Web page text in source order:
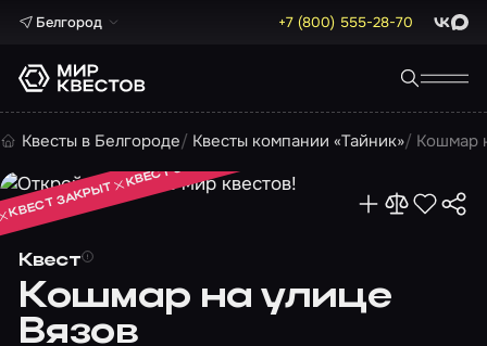
Белгород +7 (800) 555-28-70 Max
Квесты в Белгороде Квесты компании «Тайник» Кошмар
Квест
Кошмар на улице
Вязов
КВЕСТ ЗАКРЫТ
КВЕСТ ЗАКРЫТ
КВЕСТ ЗАКРЫТ